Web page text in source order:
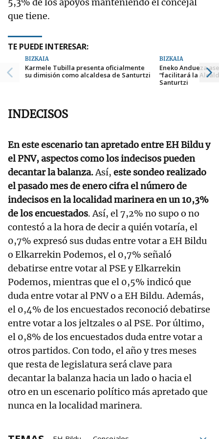
5,3% de los apoyos manteniendo el concejal
que tiene.
TE PUEDE INTERESAR:
BIZKAIA
Karmele Tubilla presenta oficialmente
su dimisión como alcaldesa de Santurtzi
BIZKAIA
Eneko Andueza
“facilitará la
Santurtzi
INDECISOS
En este escenario tan apretado entre EH Bildu y
el PNV, aspectos como los indecisos pueden
decantar la balanza.Así, este sondeo realizado
el pasado mes de enero cifra el número de
indecisos en la localidad marinera en un 10,3%
de los encuestados. Así, el 7,2% no supo o no
contestó a la hora de decir a quién votaría, el
0,7% expresó sus dudas entre votar a EH Bildu
o Elkarrekin Podemos, el 0,7% señaló
debatirse entre votar al PSE y Elkarrekin
Podemos, mientras que el 0,5% indicó que
duda entre votar al PNV o a EH Bildu. Además,
el 0,4% de los encuestados reconoció debatirse
entre votar a los jeltzales o al PSE. Por último,
el 0,8% de los encuestados duda entre votar a
otros partidos. Con todo, el año y tres meses
que resta de legislatura será clave para
decantar la balanza hacia un lado o hacia el
otro en un escenario político más apretado que
nunca en la localidad marinera.